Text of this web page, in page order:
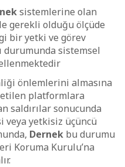
sistemlerine olan
gerekli olduğu ölçüde
bir yetki ve görev
durumunda sistemsel
önlemlerini almasına
platformlara
saldırılar sonucunda
yetkisiz üçüncü
Dernek bu durumu
Koruma Kurulu’na